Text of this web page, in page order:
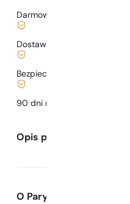
Darmowa dostawa już
Dostawa już
Bezpieczne zakupy i płatności
90 dni na
Opis perfum
O Paryskie Perfumy